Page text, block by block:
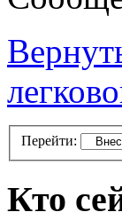
Перейти:
Кто